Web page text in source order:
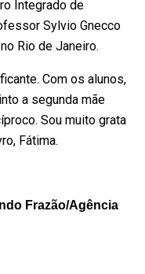
Integrado de
Sylvio Gnecco
Rio de Janeiro.
Com os alunos,
a segunda mãe
Sou muito grata
Fátima.
Frazão/Agência